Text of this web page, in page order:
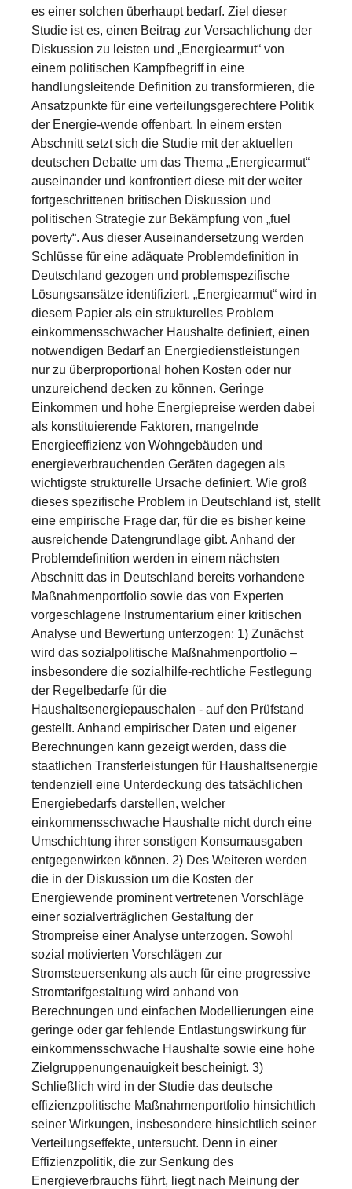
es einer solchen überhaupt bedarf. Ziel dieser
Studie ist es, einen Beitrag zur Versachlichung der
Diskussion zu leisten und „Energiearmut“ von
einem politischen Kampfbegriff in eine
handlungsleitende Definition zu transformieren, die
Ansatzpunkte für eine verteilungsgerechtere Politik
der Energie-wende offenbart. In einem ersten
Abschnitt setzt sich die Studie mit der aktuellen
deutschen Debatte um das Thema „Energiearmut“
auseinander und konfrontiert diese mit der weiter
fortgeschrittenen britischen Diskussion und
politischen Strategie zur Bekämpfung von „fuel
poverty“. Aus dieser Auseinandersetzung werden
Schlüsse für eine adäquate Problemdefinition in
Deutschland gezogen und problemspezifische
Lösungsansätze identifiziert. „Energiearmut“ wird in
diesem Papier als ein strukturelles Problem
einkommensschwacher Haushalte definiert, einen
notwendigen Bedarf an Energiedienstleistungen
nur zu überproportional hohen Kosten oder nur
unzureichend decken zu können. Geringe
Einkommen und hohe Energiepreise werden dabei
als konstituierende Faktoren, mangelnde
Energieeffizienz von Wohngebäuden und
energieverbrauchenden Geräten dagegen als
wichtigste strukturelle Ursache definiert. Wie groß
dieses spezifische Problem in Deutschland ist, stellt
eine empirische Frage dar, für die es bisher keine
ausreichende Datengrundlage gibt. Anhand der
Problemdefinition werden in einem nächsten
Abschnitt das in Deutschland bereits vorhandene
Maßnahmenportfolio sowie das von Experten
vorgeschlagene Instrumentarium einer kritischen
Analyse und Bewertung unterzogen: 1) Zunächst
wird das sozialpolitische Maßnahmenportfolio –
insbesondere die sozialhilfe-rechtliche Festlegung
der Regelbedarfe für die
Haushaltsenergiepauschalen - auf den Prüfstand
gestellt. Anhand empirischer Daten und eigener
Berechnungen kann gezeigt werden, dass die
staatlichen Transferleistungen für Haushaltsenergie
tendenziell eine Unterdeckung des tatsächlichen
Energiebedarfs darstellen, welcher
einkommensschwache Haushalte nicht durch eine
Umschichtung ihrer sonstigen Konsumausgaben
entgegenwirken können. 2) Des Weiteren werden
die in der Diskussion um die Kosten der
Energiewende prominent vertretenen Vorschläge
einer sozialverträglichen Gestaltung der
Strompreise einer Analyse unterzogen. Sowohl
sozial motivierten Vorschlägen zur
Stromsteuersenkung als auch für eine progressive
Stromtarifgestaltung wird anhand von
Berechnungen und einfachen Modellierungen eine
geringe oder gar fehlende Entlastungswirkung für
einkommensschwache Haushalte sowie eine hohe
Zielgruppenungenauigkeit bescheinigt. 3)
Schließlich wird in der Studie das deutsche
effizienzpolitische Maßnahmenportfolio hinsichtlich
seiner Wirkungen, insbesondere hinsichtlich seiner
Verteilungseffekte, untersucht. Denn in einer
Effizienzpolitik, die zur Senkung des
Energieverbrauchs führt, liegt nach Meinung der